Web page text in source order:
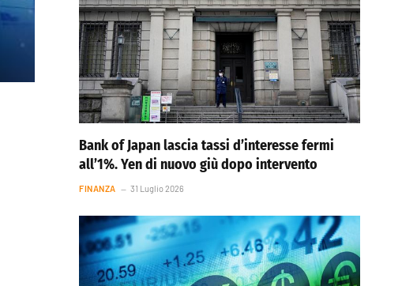
Bank of Japan lascia tassi d’interesse fermi
all’1%. Yen di nuovo giù dopo intervento
FINANZA 31 Luglio 2026